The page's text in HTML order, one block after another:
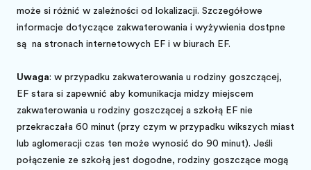
może się różnić w zależności od lokalizacji. Szczegółowe
informacje dotyczące zakwaterowania i wyżywienia dostępne
są na stronach internetowych EF i w biurach EF.
Uwaga: w przypadku zakwaterowania u rodziny goszczącej,
EF stara się zapewnić aby komunikacja między miejscem
zakwaterowania u rodziny goszczącej a szkołą EF nie
przekraczała 60 minut (przy czym w przypadku większych miast
lub aglomeracji czas ten może wynosić do 90 minut). Jeśli
połączenie ze szkołą jest dogodne, rodziny goszczące mogą